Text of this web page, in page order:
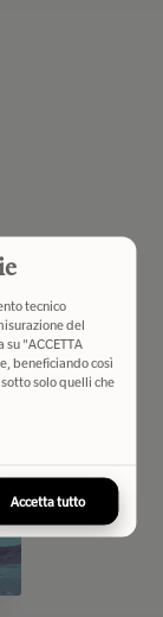
tecnico
del
"ACCETTA
beneficiando così
solo quelli che
Accetta tutto